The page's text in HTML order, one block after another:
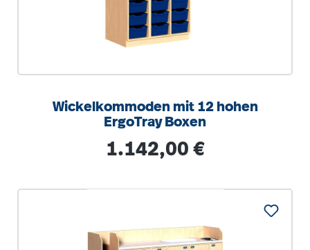
Wickelkommoden mit 12 hohen
ErgoTray Boxen
Regulärer Preis:
1.142,00 €